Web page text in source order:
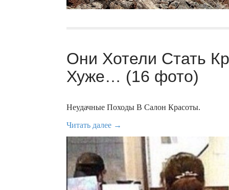
Они Хотели Стать
Хуже… (16 фото)
Неудачные Походы В Салон Красоты.
Читать далее →